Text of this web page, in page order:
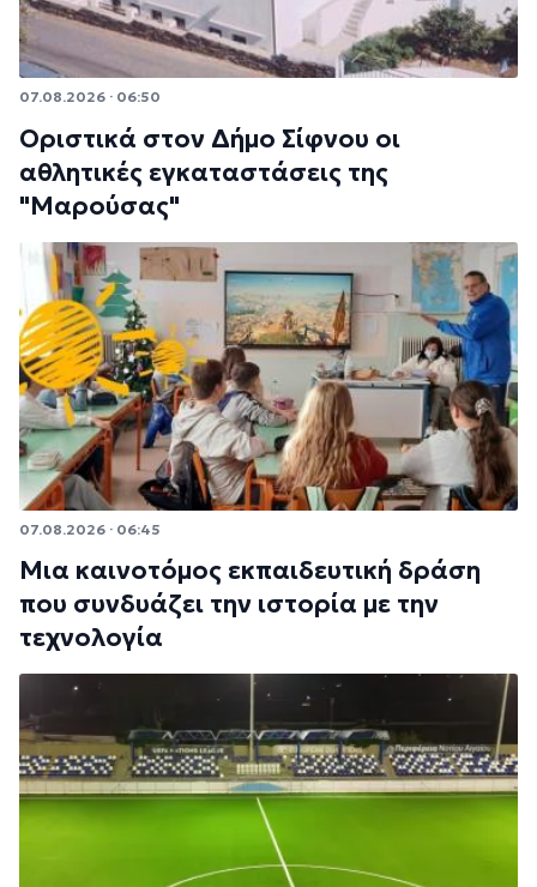
07.08.2026 · 06:50
Οριστικά στον Δήμο Σίφνου οι
αθλητικές εγκαταστάσεις της
"Μαρούσας"
07.08.2026 · 06:45
Μια καινοτόμος εκπαιδευτική δράση
που συνδυάζει την ιστορία με την
τεχνολογία